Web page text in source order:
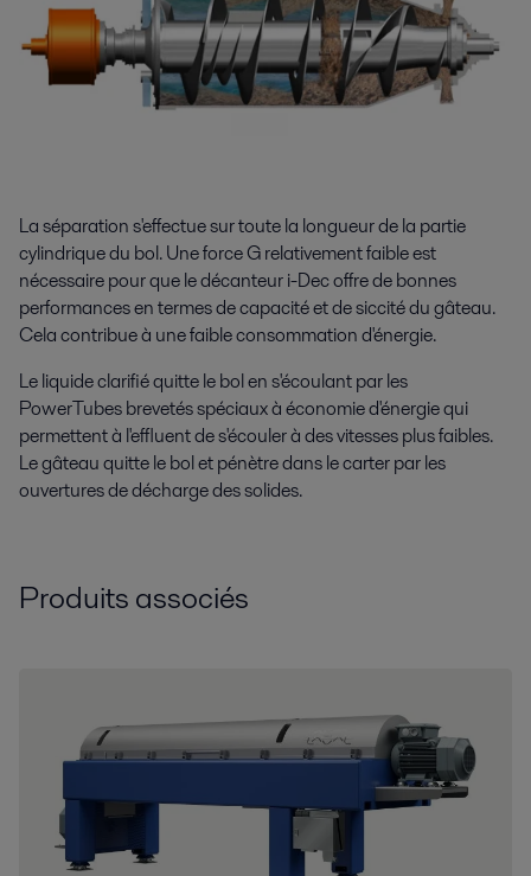
La séparation s'effectue sur toute la longueur de la partie
cylindrique du bol. Une force G relativement faible est
nécessaire pour que le décanteur i-Dec offre de bonnes
performances en termes de capacité et de siccité du gâteau.
Cela contribue à une faible consommation d'énergie.
Le liquide clarifié quitte le bol en s'écoulant par les
PowerTubes brevetés spéciaux à économie d'énergie qui
permettent à l'effluent de s'écouler à des vitesses plus faibles.
Le gâteau quitte le bol et pénètre dans le carter par les
ouvertures de décharge des solides.
Produits associés